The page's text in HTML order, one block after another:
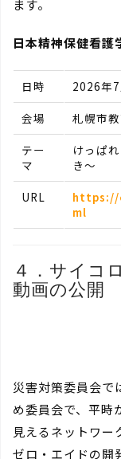
ます。
日本精神保健看
日時
2026年
会場
札幌市
テー
マ
けっぱ
き〜
URL
https://
ml
４．サイコ
動画の公開
災害対策委員会で
め委員会で、平時
見えるネットワー
ゼロ・エイドの開